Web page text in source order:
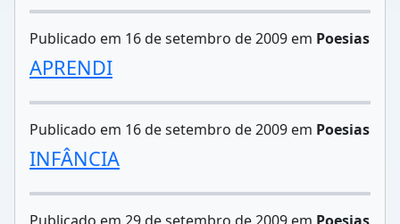
Publicado em 16 de setembro de 2009 em Poesias
APRENDI
Publicado em 16 de setembro de 2009 em Poesias
INFÂNCIA